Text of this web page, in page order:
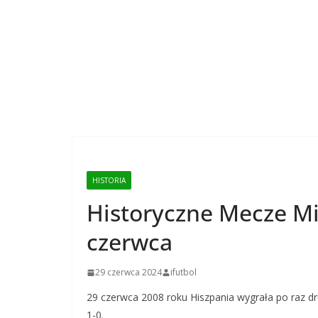
HISTORIA
Historyczne Mecze
czerwca
29 czerwca 2024 ifutbol
29 czerwca 2008 roku Hiszpania wygrała po raz
1-0.